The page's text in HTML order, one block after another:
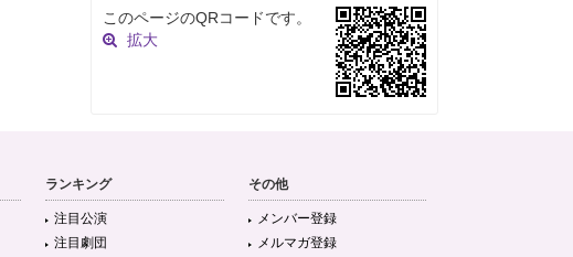
このページのQRコードです。
拡大
ランキング
注目公演
注目劇団
その他
メンバー登録
メルマガ登録